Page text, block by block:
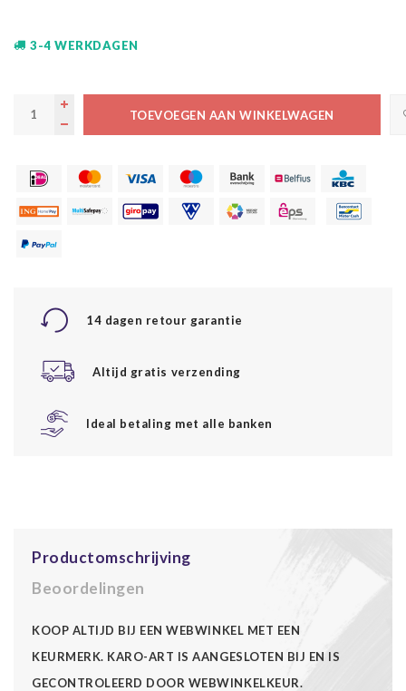
3-4 WERKDAGEN
TOEVOEGEN AAN WINKELWAGEN
14 dagen retour garantie
Altijd gratis verzending
Ideal betaling met alle banken
Productomschrijving
Beoordelingen
KOOP ALTIJD BIJ EEN WEBWINKEL MET EEN
KEURMERK. KARO-ART IS AANGESLOTEN BIJ EN IS
GECONTROLEERD DOOR WEBWINKELKEUR.